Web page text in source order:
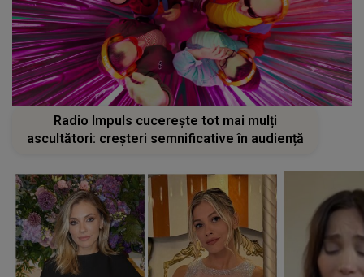
Radio Impuls cucerește tot mai mulți
ascultători: creșteri semnificative în audiență